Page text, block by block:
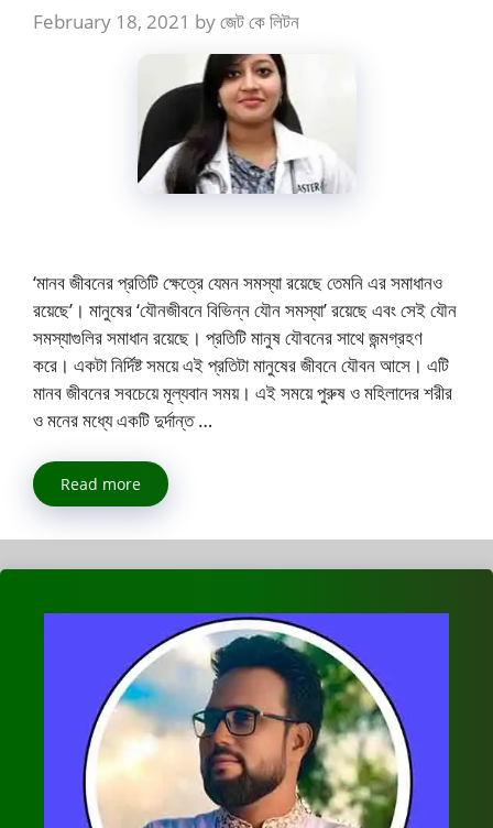
February 18, 2021 byজেট কে লিটন
‘মানব জীবনের প্রতিটি ক্ষেত্রে যেমন সমস্যা রয়েছে তেমনি এর সমাধানও
রয়েছে’। মানুষের ‘যৌনজীবনে বিভিন্ন যৌন সমস্যা’ রয়েছে এবং সেই যৌন
সমস্যাগুলির সমাধান রয়েছে। প্রতিটি মানুষ যৌবনের সাথে জন্মগ্রহণ
করে। একটা নির্দিষ্ট সময়ে এই প্রতিটা মানুষের জীবনে যৌবন আসে। এটি
মানব জীবনের সবচেয়ে মূল্যবান সময়। এই সময়ে পুরুষ ও মহিলাদের শরীর
ও মনের মধ্যে একটি দুর্দান্ত …
Read more